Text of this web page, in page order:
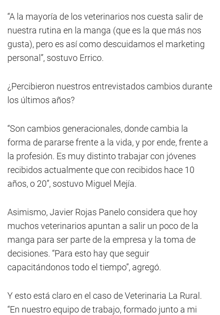
“A la mayoría de los veterinarios nos cuesta salir de
nuestra rutina en la manga (que es la que más nos
gusta), pero es así como descuidamos el marketing
personal”, sostuvo Errico.
¿Percibieron nuestros entrevistados cambios durante
los últimos años?
“Son cambios generacionales, donde cambia la
forma de pararse frente a la vida, y por ende, frente a
la profesión. Es muy distinto trabajar con jóvenes
recibidos actualmente que con recibidos hace 10
años, o 20”, sostuvo Miguel Mejía.
Asimismo, Javier Rojas Panelo considera que hoy
muchos veterinarios apuntan a salir un poco de la
manga para ser parte de la empresa y la toma de
decisiones. “Para esto hay que seguir
capacitándonos todo el tiempo”, agregó.
Y esto está claro en el caso de Veterinaria La Rural.
“En nuestro equipo de trabajo, formado junto a mi